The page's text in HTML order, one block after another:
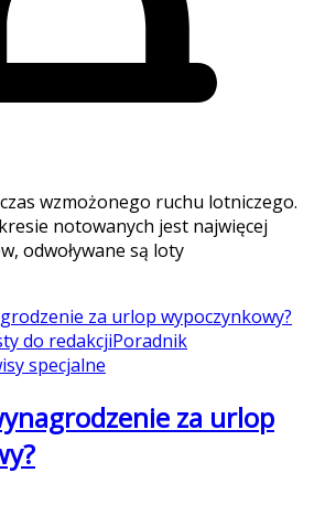
wzmożonego ruchu lotniczego.
notowanych jest najwięcej
odwoływane są loty
do redakcjiPoradnik
specjalne
za urlop